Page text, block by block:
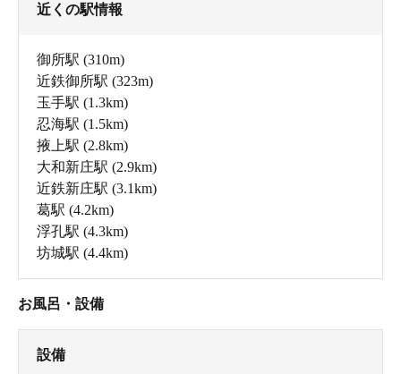
近くの駅情報
御所駅 (310m)
近鉄御所駅 (323m)
玉手駅 (1.3km)
忍海駅 (1.5km)
掖上駅 (2.8km)
大和新庄駅 (2.9km)
近鉄新庄駅 (3.1km)
葛駅 (4.2km)
浮孔駅 (4.3km)
坊城駅 (4.4km)
お風呂・設備
設備